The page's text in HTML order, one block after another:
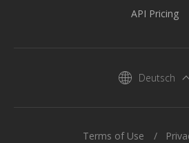
API Pricing
Deutsch
Terms of Use